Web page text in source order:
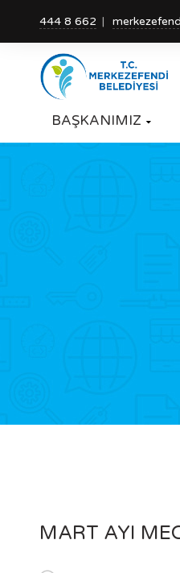
444 8 662
BAŞKANIMIZ 
MART AYI